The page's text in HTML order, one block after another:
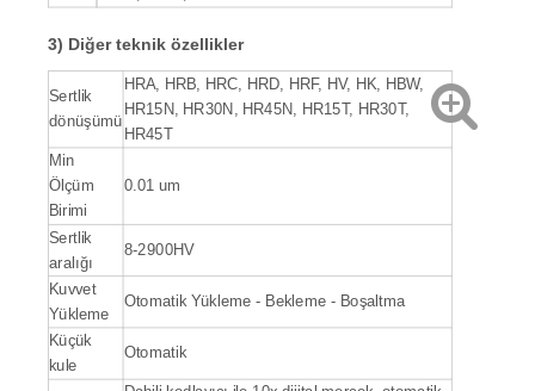
3) Diğer teknik özellikler
Sertlik
dönüşümü
HRA, HRB, HRC, HRD, HRF, HV, HK, HBW,
HR15N, HR30N, HR45N, HR15T, HR30T,
HR45T
Min
Ölçüm
Birimi
0.01 um
Sertlik
aralığı
8-2900HV
Kuvvet
Yükleme
Otomatik Yükleme - Bekleme - Boşaltma
Küçük
kule
Otomatik